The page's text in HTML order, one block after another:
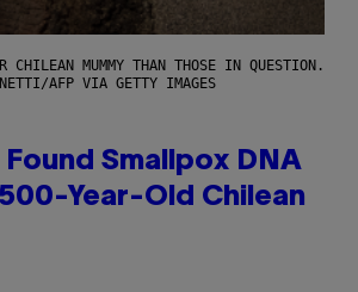
CHILEAN MUMMY THAN THOSE IN QUESTION.
AFP VIA GETTY IMAGES
Smallpox DNA
Year-Old Chilean